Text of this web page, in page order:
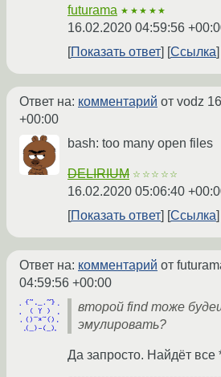
futurama ★★★★★
16.02.2020 04:59:56
Показать ответ
Ссылка
Ответ на: комментарий от vodz
+00:00
bash: too many open files
DELIRIUM ☆☆☆☆☆
16.02.2020 05:06:40
Показать ответ
Ссылка
Ответ на: комментарий от
04:59:56 +00:00
второй find тоже
эмулировать?
Да запросто. Найдёт все